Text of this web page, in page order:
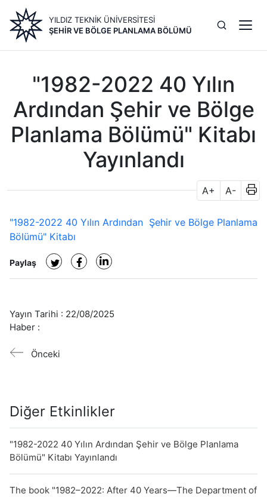
içeriğe
atla
YILDIZ TEKNİK ÜNİVERSİTESİ
ŞEHIR VE BÖLGE PLANLAMA BÖLÜMÜ
"1982-2022 40 Yılın
Ardından Şehir ve Bölge
Planlama Bölümü" Kitabı
Yayınlandı
A+ A-
"1982-2022 40 Yılın Ardından Şehir ve Bölge Planlama
Bölümü" Kitabı
Paylaş
Yayın Tarihi : 22/08/2025
Haber :
Önceki
Diğer Etkinlikler
"1982-2022 40 Yılın Ardından Şehir ve Bölge Planlama
Bölümü" Kitabı Yayınlandı
The book "1982–2022: After 40 Years—The Department of